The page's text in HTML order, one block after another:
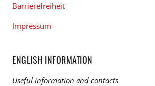
Barrierefreiheit
Impressum
ENGLISH INFORMATION
Useful information and contacts